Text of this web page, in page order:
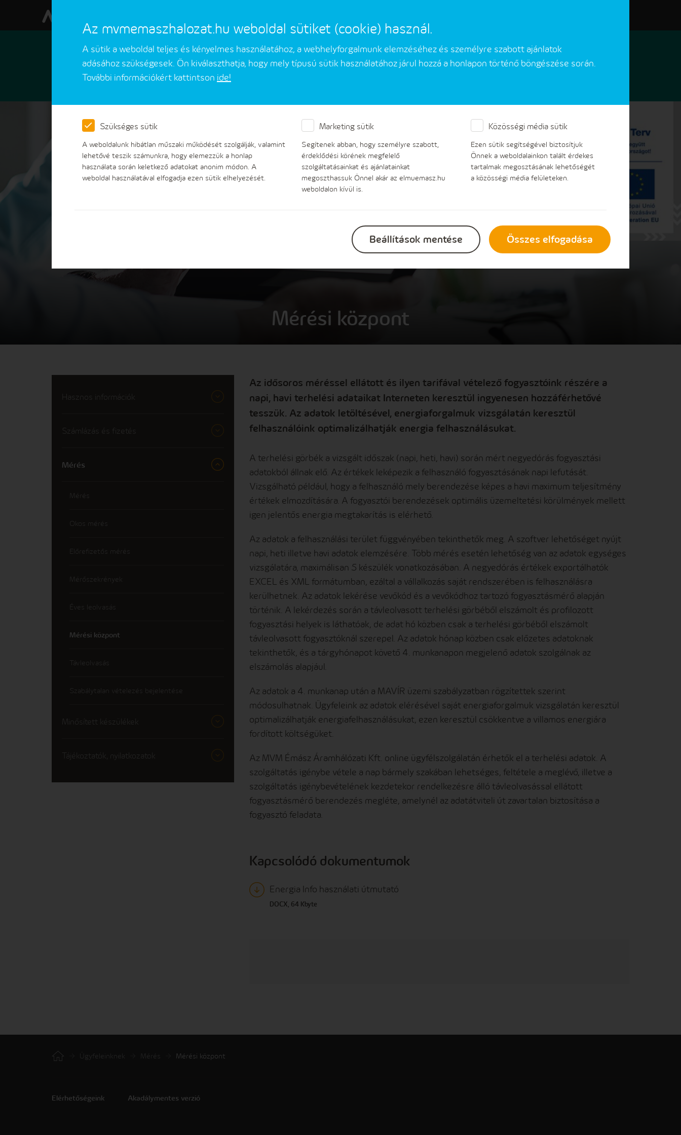
Ügyfeleinknek Ügyintézések
Mérési központ
Hasznos információk
Számlázás és fizetés
Mérés
Mérés
Okos mérés
Előrefizetős mérés
Mérőszekrények
Éves leolvasás
Mérési központ
Távleolvasás
Szabálytalan vételezés bejelentése
Minősített készülékek
Tájékoztatók, nyilatkozatok
Az idősoros méréssel ellátott és ilyen tarifával vételező fogyasztóink részére a
napi, havi terhelési adataikat Interneten keresztül ingyenesen hozzáférhetővé
tesszük. Az adatok letöltésével, energiaforgalmuk vizsgálatán keresztül
felhasználóink optimalizálhatják energia felhasználásukat.
A terhelési görbék a vizsgált időszak (napi, heti, havi) során mért negyedórás fogyasztási
adatokból állnak elő. Az értékek leképezik a felhasználó fogyasztásának napi lefutását.
Vizsgálható például, hogy a felhasználó mely berendezése képes a havi maximum teljesítmény
értékek elmozdítására. A fogyasztói berendezések optimális üzemeltetési körülmények mellett
igen jelentős energia megtakarítás is elérhető.
Az adatok a felhasználási terület függvényében tekinthetők meg. A szoftver lehetőséget nyújt
napi, heti illetve havi adatok elemzésére. Több mérés esetén lehetőség van az adatok egységes
vizsgálatára, maximálisan 5 készülék vonatkozásában. A negyedórás értékek exportálhatók
EXCEL és XML formátumban, ezáltal a vállalkozás saját rendszerében is felhasználásra
kerülhetnek. Az adatok lekérése vevőkód és a vevőkódhoz tartozó fogyasztásmérő alapján
történik. A lekérdezés során a távleolvasott terhelési görbéből elszámolt és profilozott
fogyasztási helyek is láthatóak, de adat hó közben csak a terhelési görbéből elszámolt
távleolvasott fogyasztóknál szerepel. Az adatok hónap közben csak előzetes adatoknak
tekinthetők, és a tárgyhónapot követő 4. munkanapon megjelenő adatok szolgálnak az
elszámolás alapjául.
Az adatok a 4. munkanap után a MAVÍR üzemi szabályzatban rögzítettek szerint
módosulhatnak. Ügyfeleink az adatok elérésével saját energiaforgalmuk vizsgálatán keresztül
optimalizálhatják energiafelhasználásukat, ezen keresztül csökkentve a villamos energiára
fordított költségüket.
Az MVM Émász Áramhálózati Kft. online ügyfélszolgálatán érhetők el a terhelési adatok. A
szolgáltatás igénybe vétele a nap bármely szakában lehetséges, feltétele a meglévő, illetve a
szolgáltatás igénybevételének kezdetekor rendelkezésre álló távleolvasással ellátott
fogyasztásmérő berendezés megléte, amelynél az adatátviteli út zavartalan biztosítása a
fogyasztó feladata.
Kapcsolódó dokumentumok
Energia Info használati útmutató
DOCX, 64 Kbyte
Ügyfeleinknek Mérés Mérési központ
Elérhetőségeink Akadálymentes verzió
Az mvmemaszhalozat.hu weboldal sütiket (cookie) használ.
A sütik a weboldal teljes és kényelmes használatához, a webhelyforgalmunk elemzéséhez és személyre szabott ajánlatok
adásához szükségesek. Ön kiválaszthatja, hogy mely típusú sütik használatához járul hozzá a honlapon történő böngészése során.
További információkért kattintson ide!
Szükséges sütik
A weboldalunk hibátlan műszaki működését szolgálják, valamint
lehetővé teszik számunkra, hogy elemezzük a honlap
használata során keletkező adatokat anonim módon. A
weboldal használatával elfogadja ezen sütik elhelyezését.
Marketing sütik
Segítenek abban, hogy személyre szabott,
érdeklődési körének megfelelő
szolgáltatásainkat és ajánlatainkat
megoszthassuk Önnel akár az elmuemasz.hu
weboldalon kívül is.
Közösségi média sütik
Ezen sütik segítségével biztosítjuk
Önnek a weboldalainkon talált érdekes
tartalmak megosztásának lehetőségét
a közösségi média felületeken.
Beállítások mentése Összes elfogadása